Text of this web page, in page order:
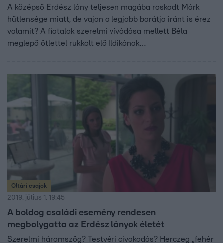
A középső Erdész lány teljesen magába roskadt Márk
hűtlensége miatt, de vajon a legjobb barátja iránt is érez
valamit? A fiatalok szerelmi vívódása mellett Béla
meglepő ötlettel rukkolt elő Ildikónak…
Oltári csajok
2019. július 1. 19:45
A boldog családi esemény rendesen
megbolygatta az Erdész lányok életét
Szerelmi háromszög? Testvéri civakodás? Herczeg „fehér